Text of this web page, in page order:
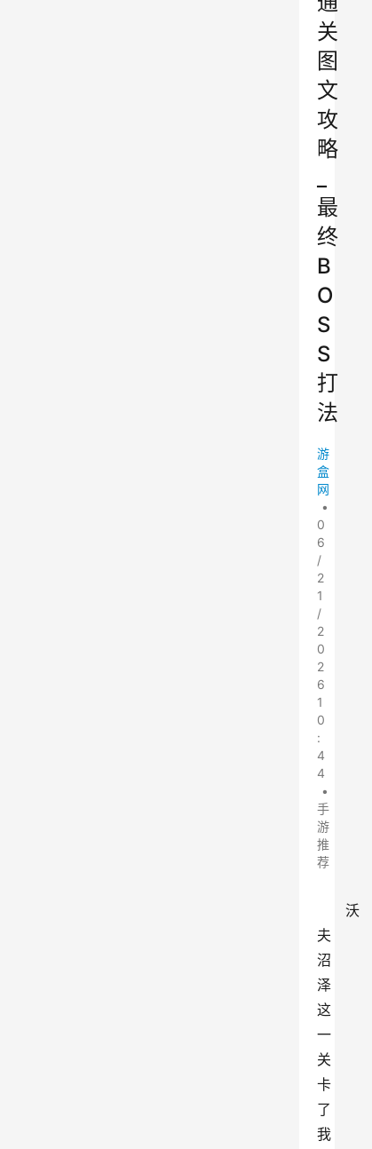
关
图
文
攻
略
最
终
B
O
S
S
打
法
游
盒
网
•
0
6
/
2
1
/
2
0
2
6
1
0
:
4
4
•
手
游
推
荐
沃
夫
沼
泽
这
一
关
卡
了
我